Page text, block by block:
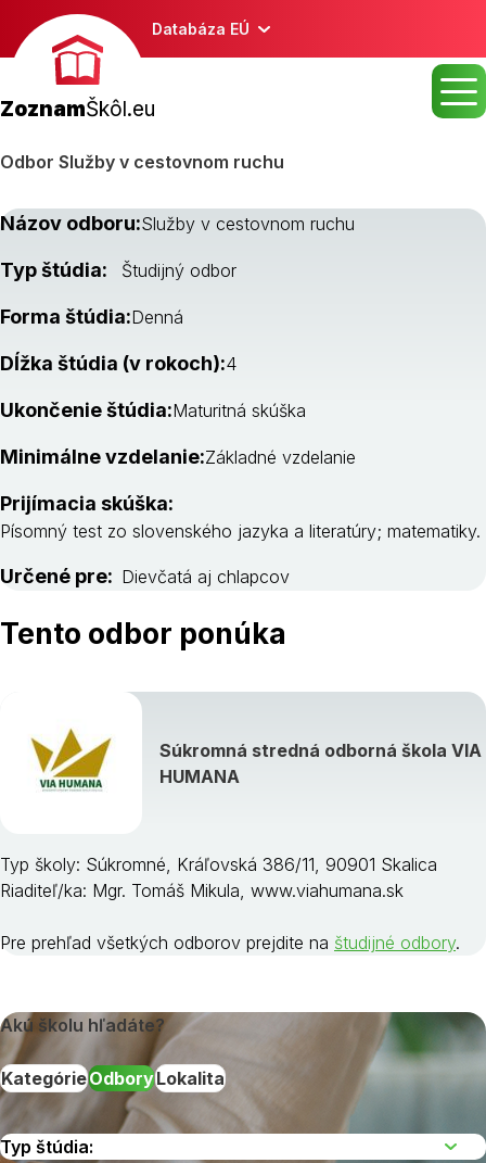
Databáza EÚ
ZoznamŠkôl.eu
Odbor Služby v cestovnom ruchu
Názov odboru:Služby v cestovnom ruchu
Typ štúdia: Študijný odbor
Forma štúdia:Denná
Dĺžka štúdia (v rokoch):4
Ukončenie štúdia:Maturitná skúška
Minimálne vzdelanie:Základné vzdelanie
Prijímacia skúška:
Písomný test zo slovenského jazyka a literatúry; matematiky.
Určené pre: Dievčatá aj chlapcov
Tento odbor ponúka
Súkromná stredná odborná škola VIA
HUMANA
Typ školy: Súkromné, Kráľovská 386/11, 90901 Skalica
Riaditeľ/ka: Mgr. Tomáš Mikula, www.viahumana.sk
Pre prehľad všetkých odborov prejdite na študijné odbory.
Akú školu hľadáte?
KategórieOdboryLokalita